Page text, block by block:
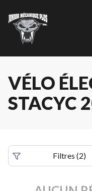
VÉLO
STACYC
Filtres (2)